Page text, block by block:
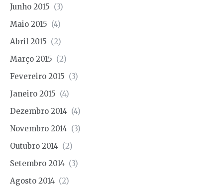
Junho 2015 (3)
Maio 2015 (4)
Abril 2015 (2)
Março 2015 (2)
Fevereiro 2015 (3)
Janeiro 2015 (4)
Dezembro 2014 (4)
Novembro 2014 (3)
Outubro 2014 (2)
Setembro 2014 (3)
Agosto 2014 (2)